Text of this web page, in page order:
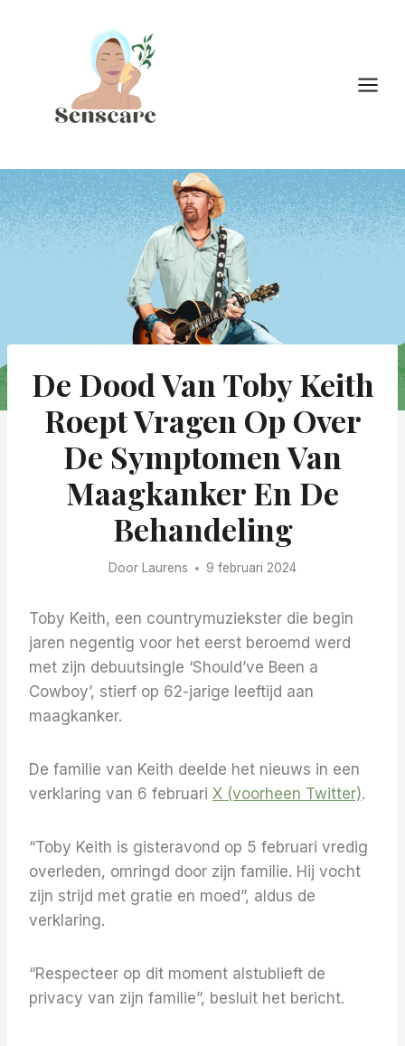
De Dood Van Toby Keith
Roept Vragen Op Over
De Symptomen Van
Maagkanker En De
Behandeling
Door Laurens 9 februari 2024
Toby Keith, een countrymuziekster die begin
jaren negentig voor het eerst beroemd werd
met zijn debuutsingle ‘Should’ve Been a
Cowboy’, stierf op 62-jarige leeftijd aan
maagkanker.
De familie van Keith deelde het nieuws in een
verklaring van 6 februari X (voorheen Twitter).
“Toby Keith is gisteravond op 5 februari vredig
overleden, omringd door zijn familie. Hij vocht
zijn strijd met gratie en moed”, aldus de
verklaring.
“Respecteer op dit moment alstublieft de
privacy van zijn familie”, besluit het bericht.